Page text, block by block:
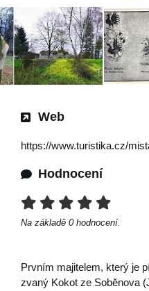
Web
https://www.turistika.cz/
Hodnocení
Na základě 0 hodnocení.
Prvním majitelem, který je
zvaný Kokot ze Soběnova